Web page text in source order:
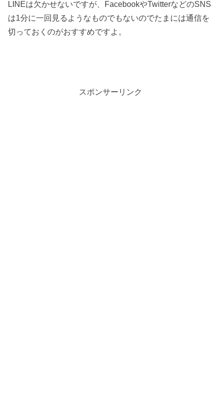
LINEは欠かせないですが、FacebookやTwitterなどのSNS
は1分に一回見るようなものでもないのでたまには通信を
切っておくのがおすすめですよ。
スポンサーリンク